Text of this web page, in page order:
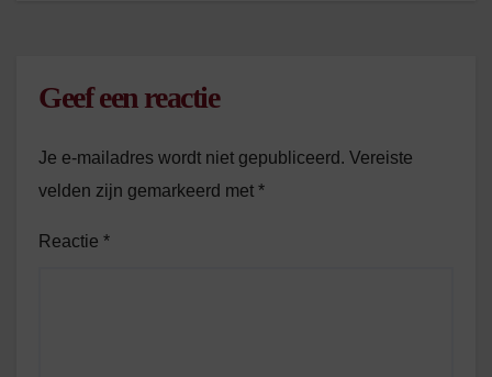
Geef een reactie
Je e-mailadres wordt niet gepubliceerd. Vereiste
velden zijn gemarkeerd met *
Reactie *